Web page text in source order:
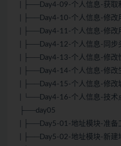
| ├──Day4-09-个人信息-获取
| ├──Day4-10-个人信息-修改
| ├──Day4-11-个人信息-修改
| ├──Day4-12-个人信息-同步
| ├──Day4-13-个人信息-修改
| ├──Day4-14-个人信息-修改
| ├──Day4-15-个人信息-修改
| └──Day4-16-个人信息-技术
├──day05
| ├──Day5-01-地址模块-准备
| ├──Day5-02-地址模块-新建